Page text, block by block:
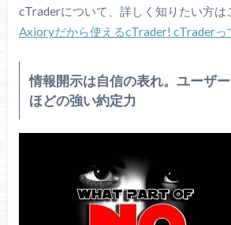
cTraderについて、詳しく知りたい
Axioryだから使えるcTrader! cTraderっ
情報開示は自信の表れ。ユーザ
ほどの強い約定力